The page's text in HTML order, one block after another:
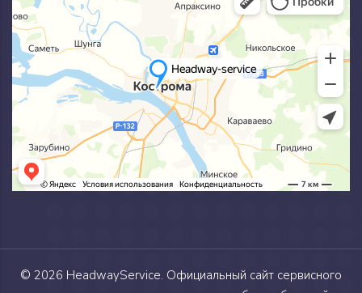
© 2026 HeadwayService. Официальный сайт сервисного